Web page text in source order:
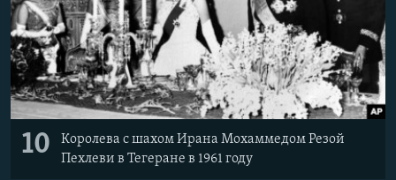
10
Королева с шахом Ирана Мохаммедом Резой
Пехлеви в Тегеране в 1961 году